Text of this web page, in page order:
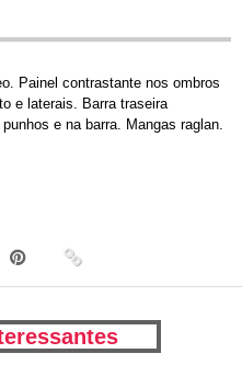
Painel contrastante nos ombros
e laterais. Barra traseira
e na barra. Mangas raglan.